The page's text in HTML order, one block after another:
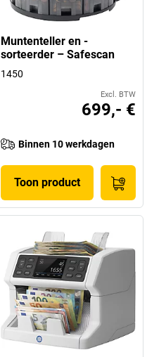
Muntenteller en -
sorteerder – Safescan
1450
Excl. BTW
699,- €
Binnen 10 werkdagen
Toon product